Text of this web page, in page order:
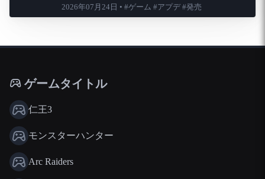
2026年07月24日 • #ゲーム #アプデ #発売
ゲームタイトル
仁王3
モンスターハンター
Arc Raiders